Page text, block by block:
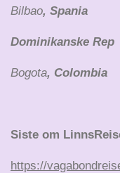
Bilbao, Spania
Dominikanske Rep
Bogota, Colombia
Siste om
https://